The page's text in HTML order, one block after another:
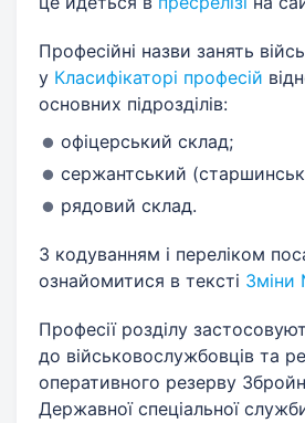
Професійні назви занять
у Класифікаторі професій
основних підрозділів:
офіцерський склад;
сержантський
рядовий склад.
З кодуванням і переліком
ознайомитися в тексті Зміни
Професії розділу
до військовослужбовців та
оперативного резерву
Державної спеціальної